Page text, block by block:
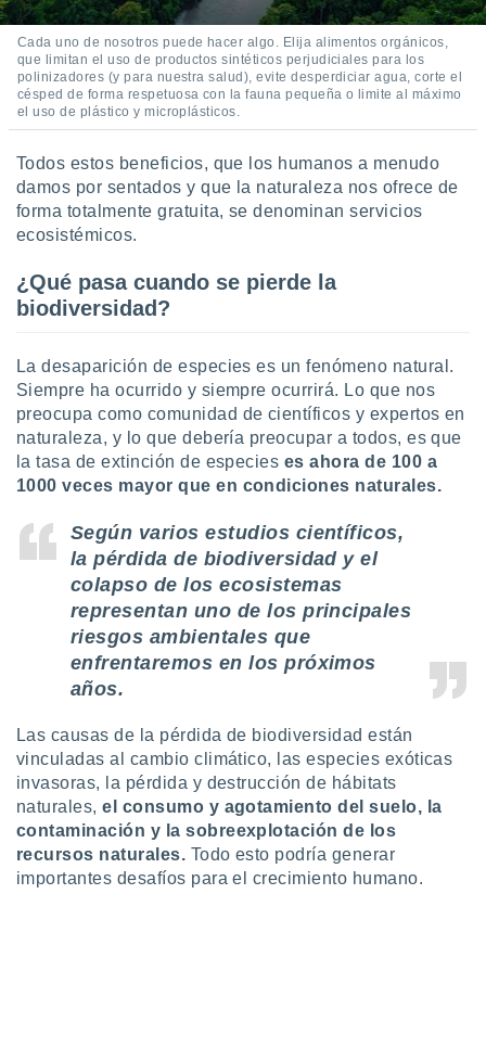
perfiles
utilizar
uso de
contenido
medir el
el
del
o a través
de
de
uso de
con el
mediante
publicidad
de
1199
Cada uno de nosotros puede hacer algo. Elija alimentos orgánicos,
que limitan el uso de productos sintéticos perjudiciales para los
polinizadores (y para nuestra salud), evite desperdiciar agua, corte el
césped de forma respetuosa con la fauna pequeña o limite al máximo
el uso de plástico y microplásticos.
Todos estos beneficios, que los humanos a menudo
damos por sentados y que la naturaleza nos ofrece de
forma totalmente gratuita, se denominan servicios
ecosistémicos.
¿Qué pasa cuando se pierde la
biodiversidad?
La desaparición de especies es un fenómeno natural.
Siempre ha ocurrido y siempre ocurrirá. Lo que nos
preocupa como comunidad de científicos y expertos en
naturaleza, y lo que debería preocupar a todos, es que
la tasa de extinción de especies es ahora de 100 a
1000 veces mayor que en condiciones naturales.
Según varios estudios científicos,
la pérdida de biodiversidad y el
colapso de los ecosistemas
representan uno de los principales
riesgos ambientales que
enfrentaremos en los próximos
años.
Las causas de la pérdida de biodiversidad están
vinculadas al cambio climático, las especies exóticas
invasoras, la pérdida y destrucción de hábitats
naturales,el consumo y agotamiento del suelo, la
contaminación y la sobreexplotación de los
recursos naturales. Todo esto podría generar
importantes desafíos para el crecimiento humano.